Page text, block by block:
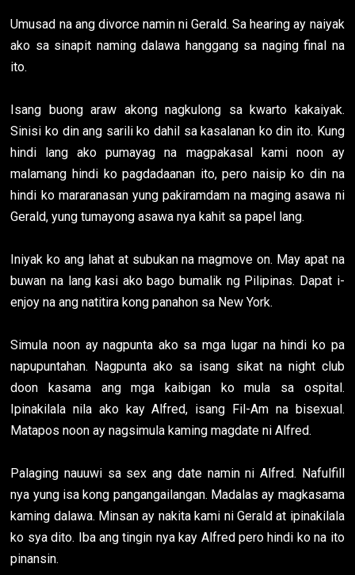
Umusad na ang divorce namin ni Gerald. Sa hearing ay naiyak
ako sa sinapit naming dalawa hanggang sa naging final na
ito.
Isang buong araw akong nagkulong sa kwarto kakaiyak.
Sinisi ko din ang sarili ko dahil sa kasalanan ko din ito. Kung
hindi lang ako pumayag na magpakasal kami noon ay
malamang hindi ko pagdadaanan ito, pero naisip ko din na
hindi ko mararanasan yung pakiramdam na maging asawa ni
Gerald, yung tumayong asawa nya kahit sa papel lang.
Iniyak ko ang lahat at subukan na magmove on. May apat na
buwan na lang kasi ako bago bumalik ng Pilipinas. Dapat i-
enjoy na ang natitira kong panahon sa New York.
Simula noon ay nagpunta ako sa mga lugar na hindi ko pa
napupuntahan. Nagpunta ako sa isang sikat na night club
doon kasama ang mga kaibigan ko mula sa ospital.
Ipinakilala nila ako kay Alfred, isang Fil-Am na bisexual.
Matapos noon ay nagsimula kaming magdate ni Alfred.
Palaging nauuwi sa sex ang date namin ni Alfred. Nafulfill
nya yung isa kong pangangailangan. Madalas ay magkasama
kaming dalawa. Minsan ay nakita kami ni Gerald at ipinakilala
ko sya dito. Iba ang tingin nya kay Alfred pero hindi ko na ito
pinansin.